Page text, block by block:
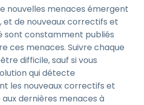
nouvelles menaces émergent
et de nouveaux correctifs et
sont constamment publiés
ces menaces. Suivre chaque
difficile, sauf si vous
qui détecte
les nouveaux correctifs et
dernières menaces à